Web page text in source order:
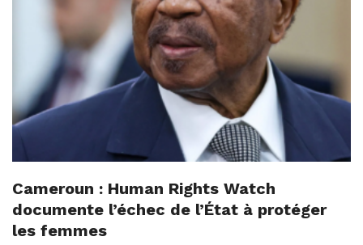
Cameroun : Human Rights Watch
documente l’échec de l’État à protéger
les femmes